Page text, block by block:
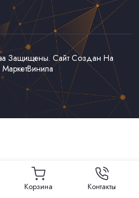
Защищены. Сайт Создан На
МаркетВинила
Корзина Контакты